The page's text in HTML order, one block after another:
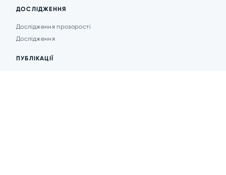
ДОСЛІДЖЕННЯ
Дослідження прозорості
Дослідження
ПУБЛІКАЦІЇ